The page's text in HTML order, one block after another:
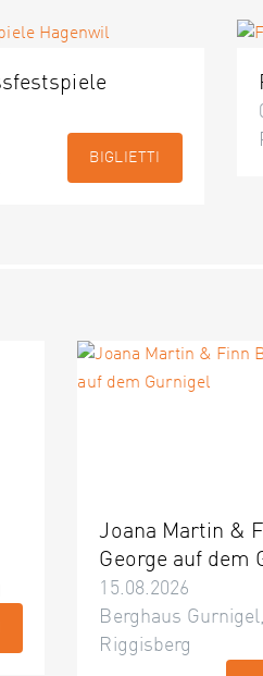
BIGLIETTI
Joana Martin &
George auf dem
15.08.2026
Berghaus
Riggisberg